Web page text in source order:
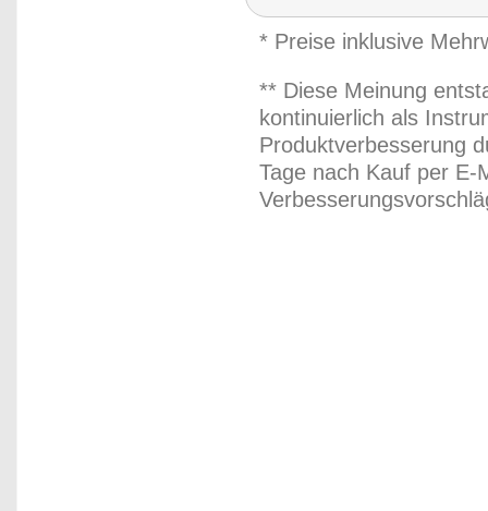
* Preise inklusive
** Diese Meinung
kontinuierlich als
Produktverbesserung
Tage nach Kauf per E-